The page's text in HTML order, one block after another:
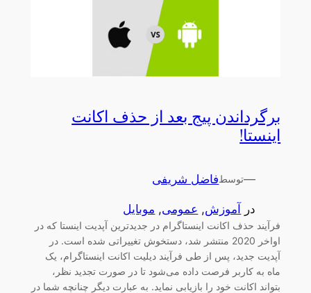
برگرداندن پیج بعد از حذف اکانت
اینستا!
—توسطفاضل شریفی
در آموزش, عمومی, موبایل
فرآیند حذف اکانت اینستاگرام در جدیدترین آپدیت اینستا که در
اواخر 2020 منتشر شد، دستخوش تغییراتی شده است. در
آپدیت جدید، پس از طی فرآیند دیلیت اکانت اینستاگرام، یک
ماه به کاربر فرصت داده می‌شود تا در صورت تجدید نظر،
بتواند اکانت خود را بازیابی نماید. به عبارت دیگر چنانچه شما در